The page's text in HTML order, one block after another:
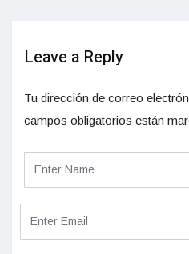
Leave a Reply
Tu dirección de correo
campos obligatorios están